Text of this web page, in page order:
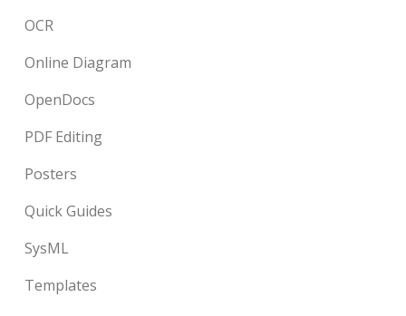
OCR
Online Diagram
OpenDocs
PDF Editing
Posters
Quick Guides
SysML
Templates